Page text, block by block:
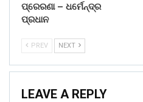
ପ୍ରେରଣା – ଧର୍ମେନ୍ଦ୍ର
ପ୍ରଧାନ
PREV NEXT
LEAVE A REPLY